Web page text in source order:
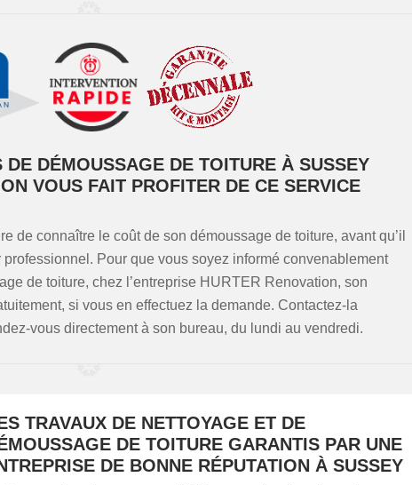
DÉMOUSSAGE DE TOITURE À SUSSEY
VOUS FAIT PROFITER DE CE SERVICE
de connaître le coût de son démoussage de toiture, avant qu’il
Pour que vous soyez informé convenablement
de toiture, chez l’entreprise HURTER Renovation, son
si vous en effectuez la demande. Contactez-la
vous directement à son bureau, du lundi au vendredi.
TRAVAUX DE NETTOYAGE ET DE
DE TOITURE GARANTIS PAR UNE
DE BONNE RÉPUTATION À SUSSEY